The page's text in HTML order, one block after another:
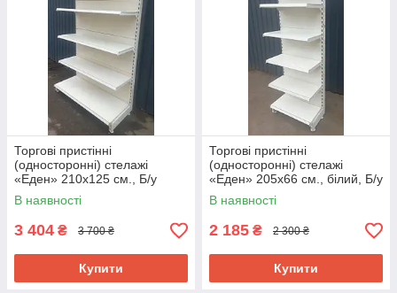
Торгові пристінні
(односторонні) стелажі
«Еден» 210х125 см., Б/у
В наявності
3 404 ₴ 3 700 ₴
Купити
Торгові пристінні
(односторонні) стелажі
«Еден» 205х66 см., білий, Б/у
В наявності
2 185 ₴ 2 300 ₴
Купити